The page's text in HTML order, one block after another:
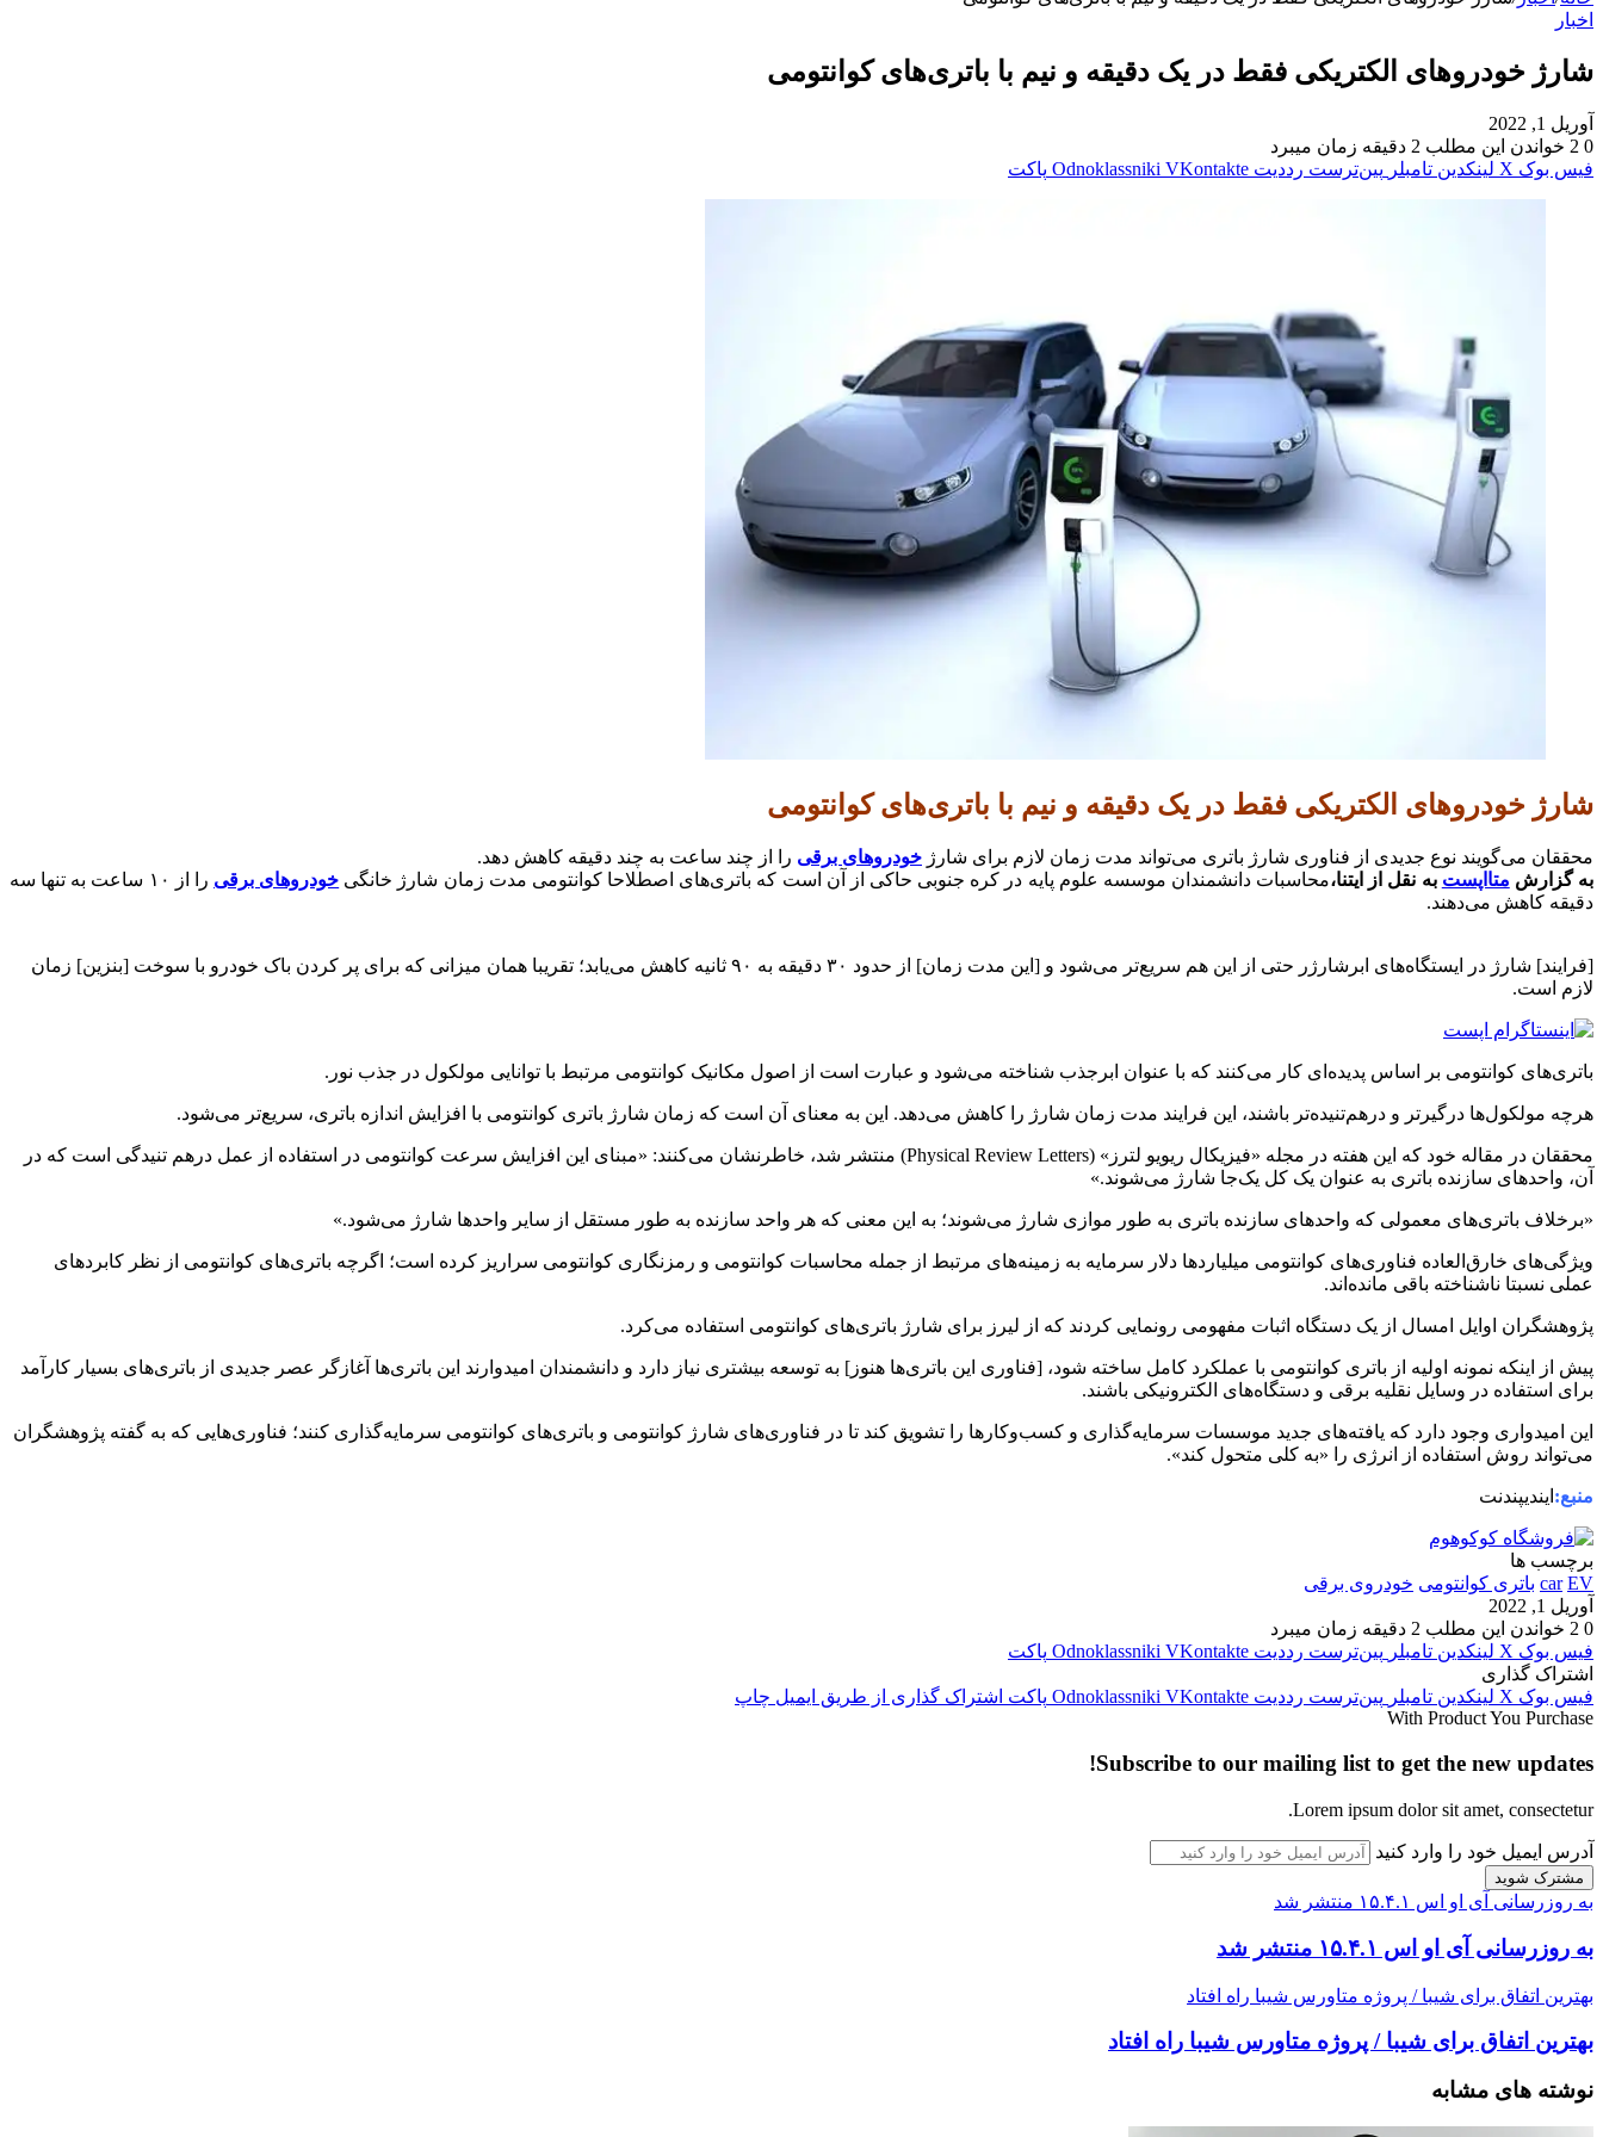
اخبار
شارژ خودروهای الکتریکی فقط در یک دقیقه و نیم با باتری‌های کوانتومی
آوریل 1, 2022
0
خواندن این مطلب 2 دقیقه زمان میبرد
فیس بوک X لینکدین ‫تامبلر ‫پین‌ترست ‫رددیت ‫VKontakte
‫Odnoklassniki پاکت
شارژ خودروهای الکتریکی فقط در یک دقیقه و نیم با باتری‌های کوانتومی
محققان می‌گویند نوع جدیدی از فناوری شارژ باتری می‌تواند مدت زمان لازم برای شارژ خودروهای برقی را از چند ساعت به چند دقیقه کاهش دهد.
به گزارش متااپست به نقل از ايتنا،محاسبات دانشمندان موسسه علوم پایه در کره جنوبی حاکی از آن است که باتری‌های اصطلاحا کوانتومی مدت زمان شارژ خانگی خودروهای برقی
را از ۱۰ ساعت به تنها سه
دقیقه کاهش می‌دهند.
[فرایند] شارژ در ایستگاه‌های ابرشارژر حتی از این هم سریع‌تر می‌شود و [این مدت زمان] از حدود ۳۰ دقیقه به ۹۰ ثانیه کاهش می‌یابد؛ تقریبا همان میزانی که برای پر کردن باک خودرو با سوخت [بنزین] زمان
لازم است.
باتری‌های کوانتومی بر اساس پدیده‌ای کار می‌کنند که با عنوان ابرجذب شناخته می‌شود و عبارت است از اصول مکانیک کوانتومی مرتبط با توانایی مولکول در جذب نور.
هرچه مولکول‌ها درگیرتر و درهم‌تنیده‌تر باشند، این فرایند مدت زمان شارژ را کاهش می‌دهد. این به معنای آن است که زمان شارژ باتری کوانتومی با افزایش اندازه باتری، سریع‌تر می‌شود.
محققان در مقاله خود که این هفته در مجله «فیزیکال ریویو لترز» (Physical Review Letters) منتشر شد، خاطرنشان می‌کنند: «مبنای این افزایش سرعت کوانتومی در استفاده از عمل درهم تنیدگی است که در
آن، واحدهای سازنده باتری به عنوان یک کل یک‌جا شارژ می‌شوند.»
«برخلاف باتری‌های معمولی که واحدهای سازنده باتری به طور موازی شارژ می‌شوند؛ به این معنی که هر واحد سازنده به طور مستقل از سایر واحدها شارژ می‌شود.»
ویژگی‌های خارق‌العاده فناوری‌های کوانتومی میلیاردها دلار سرمایه به زمینه‌های مرتبط از جمله محاسبات کوانتومی و رمزنگاری کوانتومی سراریز کرده است؛ اگرچه باتری‌های کوانتومی از نظر کابردهای
عملی نسبتا ناشناخته باقی مانده‌اند.
پژوهشگران اوایل امسال از یک دستگاه اثبات مفهومی رونمایی کردند که از لیرز برای شارژ باتری‌های کوانتومی استفاده می‌کرد.
پیش از اینکه نمونه اولیه از باتری کوانتومی با عملکرد کامل ساخته شود، [فناوری این باتری‌ها هنوز] به توسعه بیشتری نیاز دارد و دانشمندان امیدوارند این باتری‌ها آغازگر عصر جدیدی از باتری‌های بسیار کارآمد
برای استفاده در وسایل نقلیه برقی و دستگاه‌های الکترونیکی باشند.
این امیدواری وجود دارد که یافته‌های جدید موسسات سرمایه‌گذاری و کسب‌وکارها را تشویق کند تا در فناوری‌های شارژ کوانتومی و باتری‌های کوانتومی سرمایه‌گذاری کنند؛ فناوری‌هایی که به گفته پژوهشگران
می‌تواند روش استفاده از انرژی را «به کلی متحول کند».
منبع: ایندیپندنت
برچسب ها
car EV باتری‌ کوانتومی خودروی برقی
آوریل 1, 2022
0
خواندن این مطلب 2 دقیقه زمان میبرد
فیس بوک X لینکدین ‫تامبلر ‫پین‌ترست ‫رددیت ‫VKontakte
‫Odnoklassniki پاکت
اشتراک گذاری
فیس بوک X لینکدین ‫تامبلر ‫پین‌ترست ‫رددیت ‫VKontakte
‫Odnoklassniki پاکت اشتراک گذاری از طریق ایمیل چاپ
With Product You Purchase
Subscribe to our mailing list to get the new updates!
Lorem ipsum dolor sit amet, consectetur.
آدرس ایمیل خود را وارد کنید
به روزرسانی آی‌ او اس ۱۵.۴.۱ منتشر شد
به روزرسانی آی‌ او اس ۱۵.۴.۱ منتشر شد
بهترین اتفاق برای شیبا / پروژه متاورس شیبا راه افتاد
بهترین اتفاق برای شیبا / پروژه متاورس شیبا راه افتاد
نوشته های مشابه